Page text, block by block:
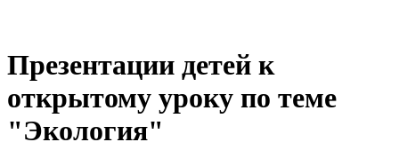
Презентации детей к
открытому уроку по теме
"Экология"